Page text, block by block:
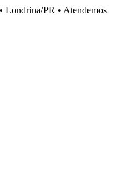
Londrina/PR • Atendemos